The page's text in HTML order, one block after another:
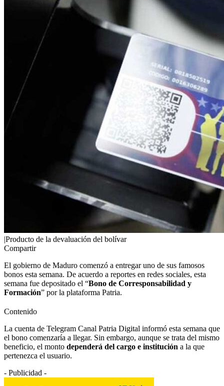
|Producto de la devaluación del bolívar
Compartir
El gobierno de Maduro comenzó a entregar uno de sus famosos
bonos esta semana. De acuerdo a reportes en redes sociales, esta
semana fue depositado el “Bono de Corresponsabilidad y
Formación” por la plataforma Patria.
Contenido
La cuenta de Telegram Canal Patria Digital informó esta semana que
el bono comenzaría a llegar. Sin embargo, aunque se trata del mismo
beneficio, el monto dependerá del cargo e institución a la que
pertenezca el usuario.
- Publicidad -